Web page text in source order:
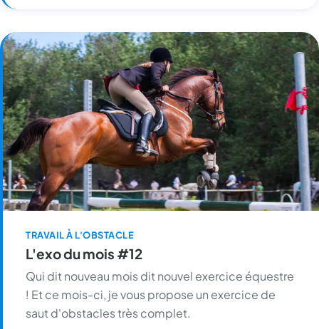
TRAVAIL À L'OBSTACLE
L'exo du mois #12
Qui dit nouveau mois dit nouvel exercice équestre
! Et ce mois-ci, je vous propose un exercice de
saut d'obstacles très complet.